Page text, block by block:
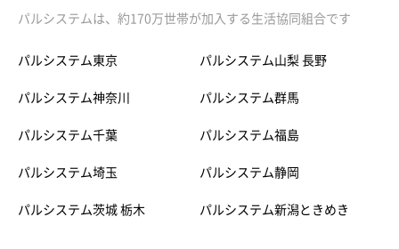
パルシステムは、約170万世帯が加入する生活協同組合です
パルシステム東京
パルシステム神奈川
パルシステム千葉
パルシステム埼玉
パルシステム茨城 栃木
パルシステム山梨 長野
パルシステム群馬
パルシステム福島
パルシステム静岡
パルシステム新潟ときめき